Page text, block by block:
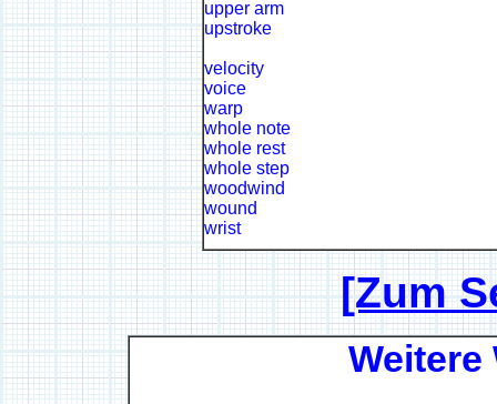
upper arm
upstroke
velocity
voice
warp
whole note
whole rest
whole step
woodwind
wound
wrist
[Zum
Weitere